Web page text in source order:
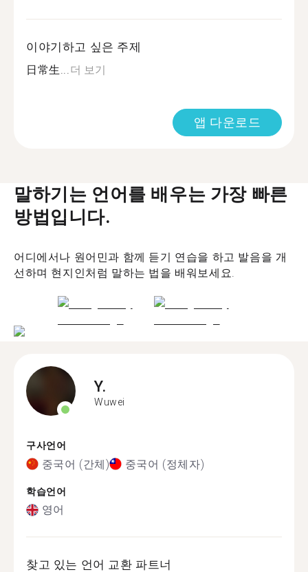
이야기하고 싶은 주제
日常生... 더 보기
앱 다운로드
말하기는 언어를 배우는 가장 빠른
방법입니다.
어디에서나 원어민과 함께 듣기 연습을 하고 발음을 개
선하며 현지인처럼 말하는 법을 배워보세요.
Y.
Wuwei
구사언어
중국어 (간체) 중국어 (정체자)
학습언어
영어
찾고 있는 언어 교환 파트너